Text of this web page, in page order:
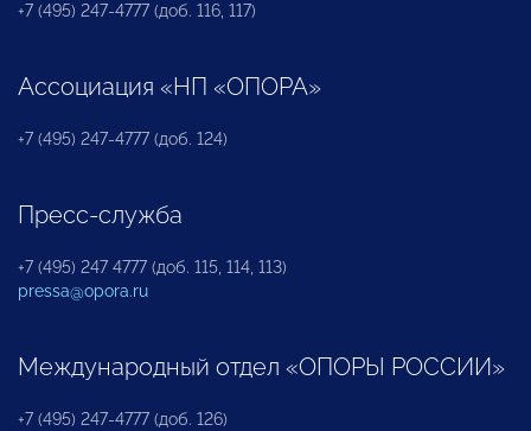
+7 (495) 247-4777 (доб. 116, 117)
Ассоциация «НП «ОПОРА»
+7 (495) 247-4777 (доб. 124)
Пресс-служба
+7 (495) 247 4777 (доб. 115, 114, 113)
pressa@opora.ru
Международный отдел «ОПОРЫ РОССИИ»
+7 (495) 247-4777 (доб. 126)